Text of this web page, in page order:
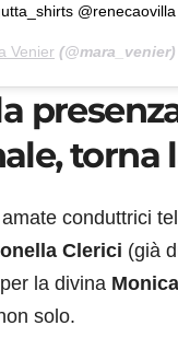
@renecaovilla
Venier
torna
conduttrici
Clerici (già
la divina
solo.